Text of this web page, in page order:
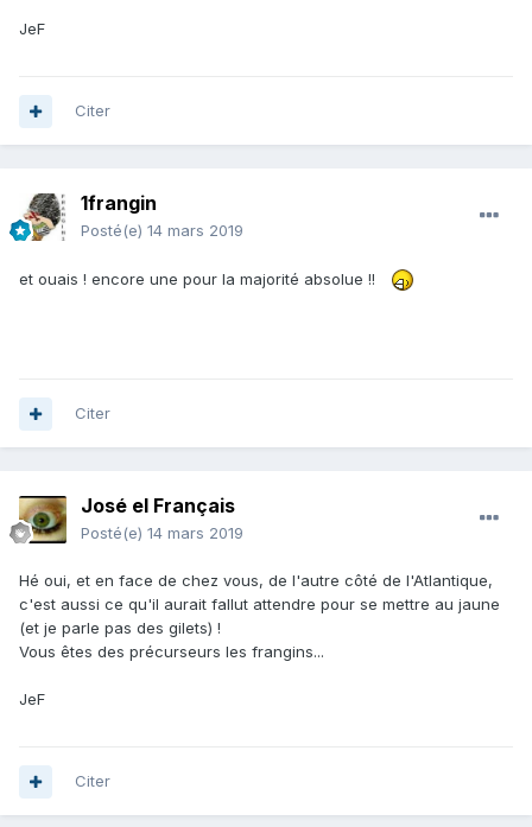
JeF
Citer
1frangin
Posté(e) 14 mars 2019
et ouais ! encore une pour la majorité absolue !!
Citer
José el Français
Posté(e) 14 mars 2019
Hé oui, et en face de chez vous, de l'autre côté de l'Atlantique,
c'est aussi ce qu'il aurait fallut attendre pour se mettre au jaune
(et je parle pas des gilets) !
Vous êtes des précurseurs les frangins...
JeF
Citer